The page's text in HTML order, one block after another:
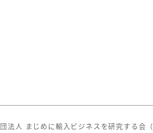
法人 まじめに輸入ビジネスを研究する会（